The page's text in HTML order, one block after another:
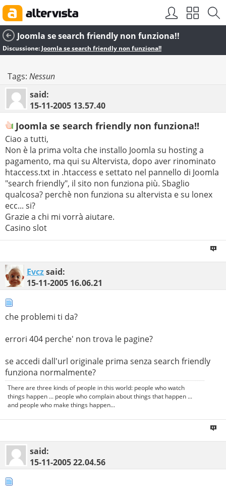
Joomla se search friendly non funziona!!
Discussione: Joomla se search friendly non funziona!!
Tags: Nessun
said:
15-11-2005 13.57.40
Joomla se search friendly non funziona!!
Ciao a tutti,
Non è la prima volta che installo Joomla su hosting a
pagamento, ma qui su Altervista, dopo aver rinominato
htaccess.txt in .htaccess e settato nel pannello di Joomla
"search friendly", il sito non funziona più. Sbaglio
qualcosa? perchè non funziona su altervista e su lonex
ecc... si?
Grazie a chi mi vorrà aiutare.
Casino slot
Evczsaid:
15-11-2005 16.06.21
che problemi ti da?
errori 404 perche' non trova le pagine?
se accedi dall'url originale prima senza search friendly
funziona normalmente?
There are three kinds of people in this world: people who watch
things happen ... people who complain about things that happen ...
and people who make things happen...
said:
15-11-200522.04.56